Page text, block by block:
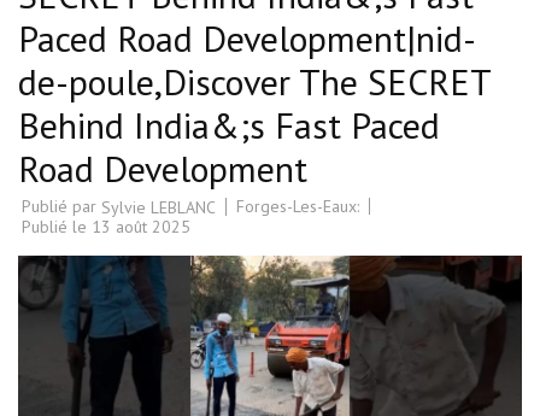
Paced Road Development|nid-
de-poule,Discover The SECRET
Behind India&;s Fast Paced
Road Development
Publié par Sylvie LEBLANC
Forges-Les-Eaux:
Publié le 13 août 2025